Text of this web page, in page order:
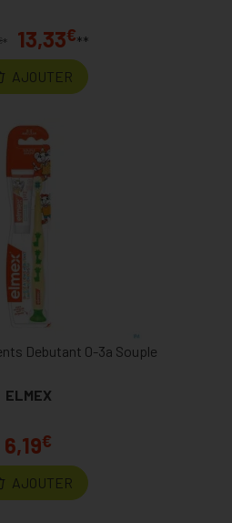
* 13,33€**
AJOUTER
Debutant 0-3a Souple
ELMEX
6,19€
AJOUTER